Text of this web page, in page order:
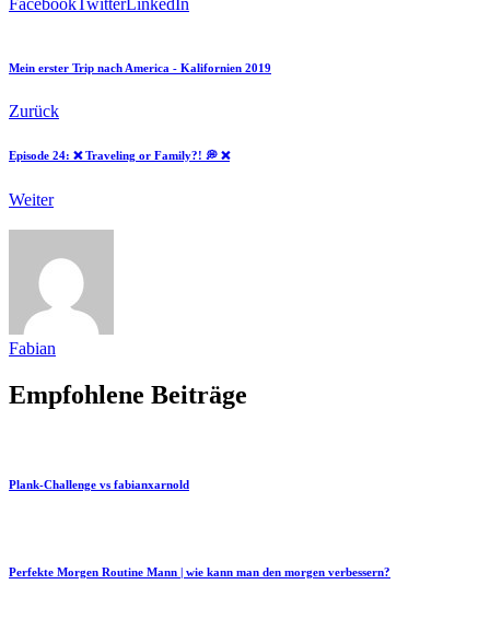
Mein erster Trip nach America - Kalifornien 2019
Zurück
Episode 24: ❌ Traveling or Family?! 💭 ❌
Weiter
Fabian
Empfohlene Beiträge
Plank-Challenge vs fabianxarnold
Perfekte Morgen Routine Mann | wie kann man den morgen verbessern?